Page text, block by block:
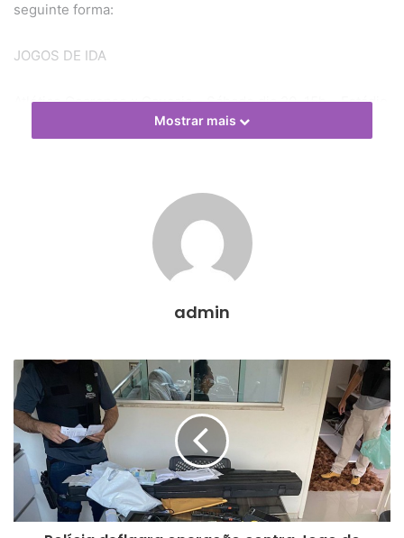
seguinte forma:
JOGOS DE IDA
Atlético Cearense x Caucaia – Sábado dia 20, 15h – Estádio
Caucaia x Atlético Cearense – Quarta dia 24, 15h – Estádio
Mostrar mais
admin